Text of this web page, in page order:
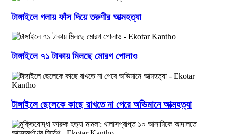
টাঙ্গাইলে গলায় ফাঁস দিয়ে তরুণীর আত্মহত্যা
টাঙ্গাইলে ৭১ টাকায় মিলছে মোরগ পোলাও
টাঙ্গাইলে ছেলেকে কাছে রাখতে না পেরে অভিমানে আত্মহত্যা